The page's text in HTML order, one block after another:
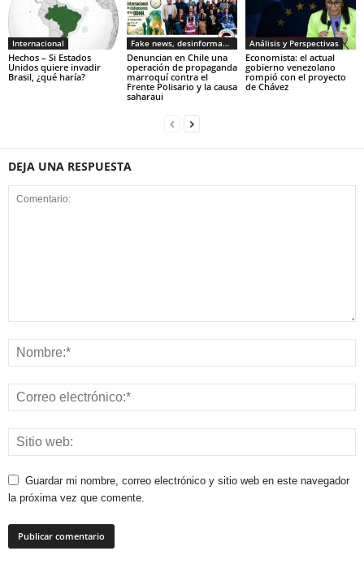
Internacional
Hechos – Si Estados
Unidos quiere invadir
Brasil, ¿qué haría?
Fake news, desinformacion
Denuncian en Chile una
operación de propaganda
marroquí contra el
Frente Polisario y la causa
saharaui
Análisis y Perspectivas
Economista: el actual
gobierno venezolano
rompió con el proyecto
de Chávez
DEJA UNA RESPUESTA
Guardar mi nombre, correo electrónico y sitio web en este navegador
la próxima vez que comente.